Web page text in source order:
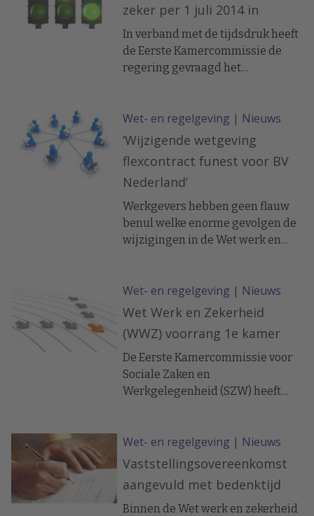
zeker per 1 juli 2014 in
In verband met de tijdsdruk heeft
de Eerste Kamercommissie de
regering gevraagd het
regering wil de wijzigingen
echter per 1 juli aanstaande in
laten gaan. Wel gaf Asscher aan
een reparatiewet met enkele
verduidelijkingen en
aanpassingen bij de Tweede
Kamer in te dienen.
Wet- en regelgeving | Nieuws
‘Wijzigende wetgeving
flexcontract funest voor BV
Nederland’
Werkgevers hebben geen flauw
benul welke enorme gevolgen de
wijzigingen in de Wet werk en
hangen ondernemers massaal
boven het hoofd. Dit voorziet
advocaat arbeidsrecht bij Legal
experience.
Wet- en regelgeving | Nieuws
Wet Werk en Zekerheid
(WWZ) voorrang 1e kamer
De Eerste Kamercommissie voor
Sociale Zaken en
Werkgelegenheid (SZW) heeft
Eerste Kamer deze nog voor het
zomerreces op 1 juli 2014 kan
behandelen: de Wet Werk en
Zekerheid, de Invoeringswet
Participatiewet en de Wet Werk
Wet- en regelgeving | Nieuws
Vaststellingsovereenkomst
aangevuld met bedenktijd
Binnen de Wet werk en zekerheid